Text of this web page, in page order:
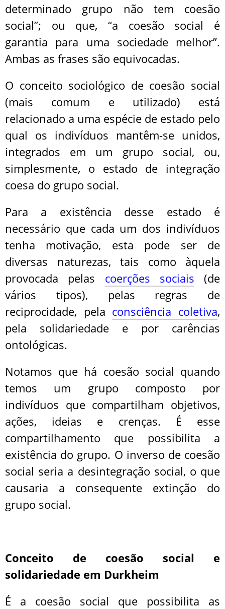
determinado grupo não tem coesão
social”; ou que, “a coesão social é
garantia para uma sociedade melhor”.
Ambas as frases são equivocadas.
O conceito sociológico de coesão social
(mais comum e utilizado) está
relacionado a uma espécie de estado pelo
qual os indivíduos mantêm-se unidos,
integrados em um grupo social, ou,
simplesmente, o estado de integração
coesa do grupo social.
Para a existência desse estado é
necessário que cada um dos indivíduos
tenha motivação, esta pode ser de
diversas naturezas, tais como àquela
provocada pelas coerções sociais (de
vários tipos), pelas regras de
reciprocidade, pela consciência coletiva,
pela solidariedade e por carências
ontológicas.
Notamos que há coesão social quando
temos um grupo composto por
indivíduos que compartilham objetivos,
ações, ideias e crenças. É esse
compartilhamento que possibilita a
existência do grupo. O inverso de coesão
social seria a desintegração social, o que
causaria a consequente extinção do
grupo social.
Conceito de coesão social e
solidariedade em Durkheim
É a coesão social que possibilita as